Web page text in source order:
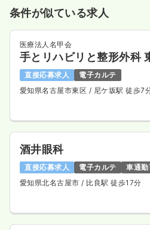
条件が似ている求人
医療法人名甲会
手とリハビリと整形外科
直接応募求人
電子カルテ
愛知県名古屋市東区 / 尼ケ坂駅 徒歩7
酒井眼科
直接応募求人 電子カルテ 車通勤
愛知県北名古屋市/ 比良駅 徒歩17分